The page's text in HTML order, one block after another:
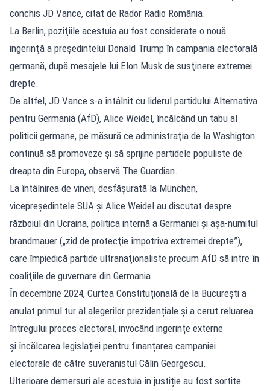
conchis JD Vance, citat de Rador Radio România.
La Berlin, poziţiile acestuia au fost considerate o nouă
ingerinţă a preşedintelui Donald Trump în campania electorală
germană, după mesajele lui Elon Musk de susţinere extremei
drepte.
De altfel, JD Vance s-a întâlnit cu liderul partidului Alternativa
pentru Germania (AfD), Alice Weidel, încălcând un tabu al
politicii germane, pe măsură ce administraţia de la Washigton
continuă să promoveze şi să sprijine partidele populiste de
dreapta din Europa, observă The Guardian.
La întâlnirea de vineri, desfăşurată la München,
vicepreşedintele SUA şi Alice Weidel au discutat despre
războiul din Ucraina, politica internă a Germaniei şi aşa-numitul
brandmauer („zid de protecţie împotriva extremei drepte”),
care împiedică partide ultranaţionaliste precum AfD să intre în
coaliţiile de guvernare din Germania.
În decembrie 2024, Curtea Constituțională de la București a
anulat primul tur al alegerilor prezidențiale și a cerut reluarea
întregului proces electoral, invocând ingerințe externe
și încălcarea legislației pentru finanțarea campaniei
electorale de către suveranistul Călin Georgescu.
Ulterioare demersuri ale acestuia în justiție au fost sortite